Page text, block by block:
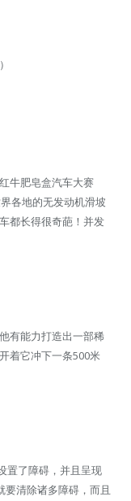
牛肥皂盒汽车大赛
各地的无发动机滑坡
都长得很奇葩！并发
有能力打造出一部稀
着它冲下一条500米
置了障碍，并且呈现
清除诸多障碍，而且